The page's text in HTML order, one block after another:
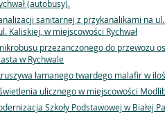
(autobusy).
sanitarnej z przykanalikami na
Kaliskiej, w miejscowości Rychwał
przezanczonego do przewozu
w Rychwale
łamanego twardego malafir w
ulicznego w miejscowości
Szkoły Podstawowej w Białej